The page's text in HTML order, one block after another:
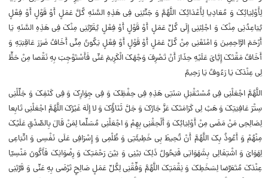
لِأَوْلِیَائِکَ وَ مُعَادِیا لِأَعْدَائِکَ اللَّهُمَّ وَ جَنِّبْنِی فِی هَذِهِ السَّنَهِ کُلَّ عَمَلٍ أَوْ قَوْلٍ أَوْ فِعْلٍ
یُبَاعِدُنِی مِنْکَ وَ اجْلِبْنِی إِلَى کُلِّ عَمَلٍ أَوْ قَوْلٍ أَوْ فِعْلٍ یُقَرِّبُنِی مِنْکَ فِی هَذِهِ السَّنَهِ یَا
أَرْحَمَ الرَّاحِمِینَ وَ امْنَعْنِی مِنْ کُلِّ عَمَلٍ أَوْ قَوْلٍ أَوْ فِعْلٍ یَکُونُ مِنِّی أَخَافُ ضَرَرَ عَاقِبَتِهِ وَ
أَخَافُ مَقْتَکَ إِیَّایَ عَلَیْهِ حِذَارَ أَنْ تَصْرِفَ وَجْهَکَ الْکَرِیمَ عَنِّی فَأَسْتَوْجِبَ بِهِ نَقْصا مِنْ حَظٍّ
لِی عِنْدَکَ یَا رَءُوفُ یَا رَحِیمُ
اللَّهُمَّ اجْعَلْنِی فِی مُسْتَقْبَلِ سَنَتِی هَذِهِ فِی حِفْظِکَ وَ فِی جِوَارِکَ وَ فِی کَنَفِکَ وَ جَلِّلْنِی
سِتْرَ عَافِیَتِکَ وَ هَبْ لِی کَرَامَتَکَ عَزَّ جَارُکَ وَ جَلَّ ثَنَاؤُکَ وَ لا إِلَهَ غَیْرُکَ اللَّهُمَّ اجْعَلْنِی تَابِعا
لِصَالِحِی مَنْ مَضَى مِنْ أَوْلِیَائِکَ وَ أَلْحِقْنِی بِهِمْ وَ اجْعَلْنِی مُسَلِّما لِمَنْ قَالَ بِالصِّدْقِ عَلَیْکَ
مِنْهُمْ وَ أَعُوذُ بِکَ اللَّهُمَّ أَنْ تُحِیطَ بِی خَطِیئَتِی وَ ظُلْمِی وَ إِسْرَافِی عَلَى نَفْسِی وَ اتِّبَاعِی
لِهَوَایَ وَ اشْتِغَالِی بِشَهَوَاتِی فَیَحُولُ ذَلِکَ بَیْنِی وَ بَیْنَ رَحْمَتِکَ وَ رِضْوَانِکَ فَأَکُونَ مَنْسِیّا
عِنْدَکَ مُتَعَرِّضا لِسَخَطِکَ وَ نِقْمَتِکَ اللَّهُمَّ وَفِّقْنِی لِکُلِّ عَمَلٍ صَالِحٍ تَرْضَى بِهِ عَنِّی وَ قَرِّبْنِی